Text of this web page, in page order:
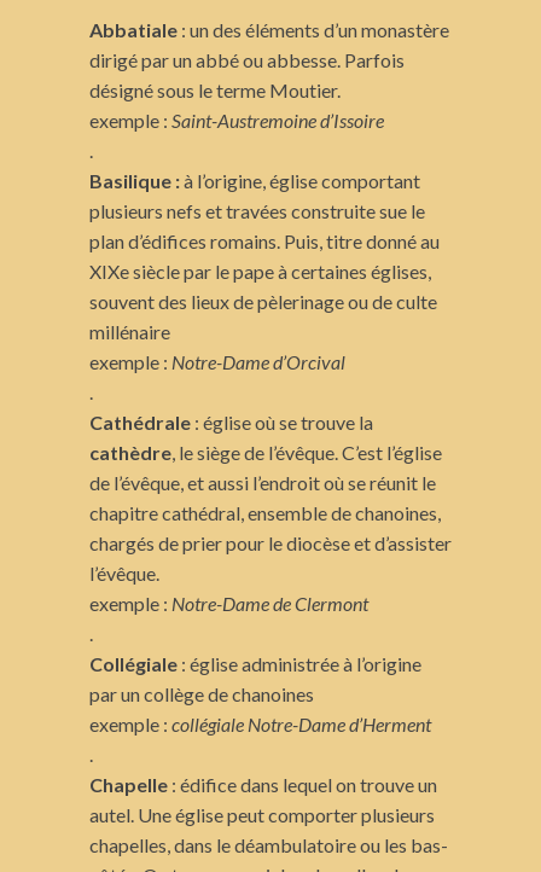
Abbatiale : un des éléments d’un monastère
dirigé par un abbé ou abbesse. Parfois
désigné sous le terme Moutier.
exemple : Saint-Austremoine d’Issoire
.
Basilique :à l’origine, église comportant
plusieurs nefs et travées construite sue le
plan d’édifices romains. Puis, titre donné au
XIXe siècle par le pape à certaines églises,
souvent des lieux de pèlerinage ou de culte
millénaire
exemple : Notre-Dame d’Orcival
.
Cathédrale : église où se trouve la
cathèdre, le siège de l’évêque. C’est l’église
de l’évêque, et aussi l’endroit où se réunit le
chapitre cathédral, ensemble de chanoines,
chargés de prier pour le diocèse et d’assister
l’évêque.
exemple : Notre-Dame de Clermont
.
Collégiale : église administrée à l’origine
par un collège de chanoines
exemple : collégiale Notre-Dame d’Herment
.
Chapelle : édifice dans lequel on trouve un
autel. Une église peut comporter plusieurs
chapelles, dans le déambulatoire ou les bas-